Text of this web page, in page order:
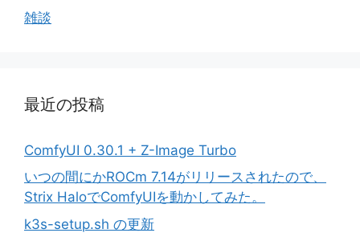
雑談
最近の投稿
ComfyUI 0.30.1 + Z-Image Turbo
いつの間にかROCm 7.14がリリースされたので、
Strix HaloでComfyUIを動かしてみた。
k3s-setup.sh の更新